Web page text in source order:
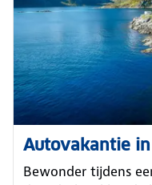
Autovakantie
Bewonder tijdens